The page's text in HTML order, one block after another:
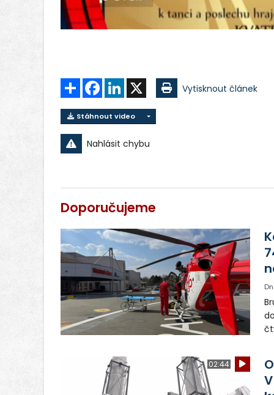
Sdílet FacebookLinkedIn Vytisknout článek
Stáhnout video
Nahlásit chybu
Doporučujeme
02:44